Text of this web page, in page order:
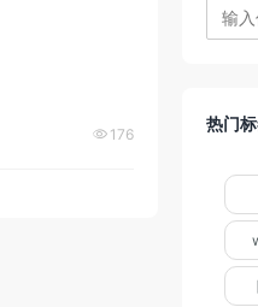
176
热门